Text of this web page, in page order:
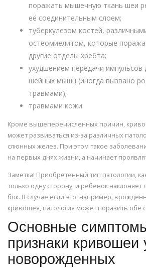
поражать мышечную ткань шеи
её соединительным слоем;
туберкулезом костей,
остеомиелитом, которые
другие отделы хребта;
ухудшением передачи импульсов
шейных мышц (иногда вызвано
травмами);
травмами кожи.
Кроме вышеперечисленных причин,
может развиваться из-за различных
слюнных желез. При этом такое
на первых днях жизни, а начинает
Заметка! Приобретенный тип патологии,
только одну сторону, и ребенок наклоняет
бок. В случае если это, например,
кривошея, патология может поразить обе
Основные
признаки кривошеи
новорожденных